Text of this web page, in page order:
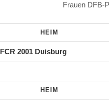
Frauen DFB-
HEIM
FCR 2001 Duisburg
HEIM